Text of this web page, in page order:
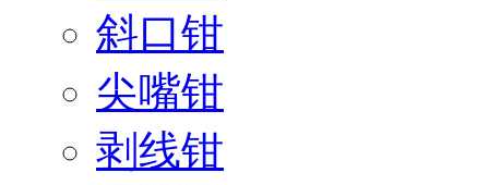
斜口钳
尖嘴钳
剥线钳